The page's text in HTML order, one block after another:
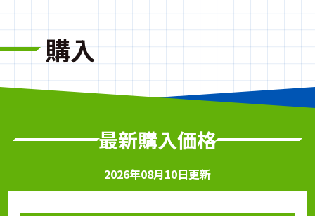
購入
最新購入価格
2026年08月10日更新